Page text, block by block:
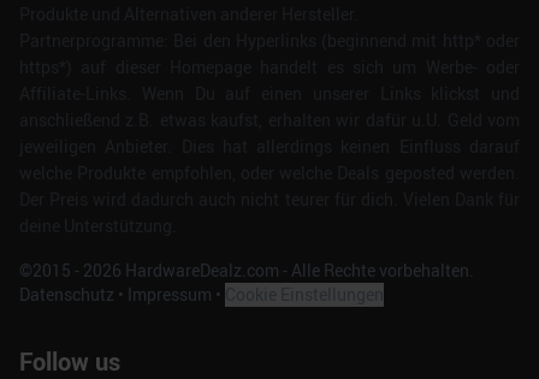
©2015 - 2026 HardwareDealz.com - Alle Rechte vorbehalten.
Datenschutz • Impressum •
Follow us